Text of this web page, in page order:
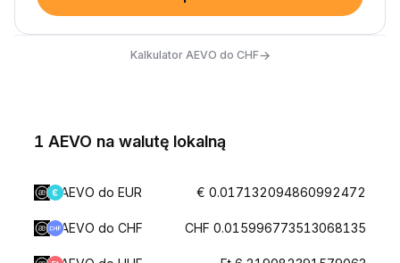
Kalkulator AEVO do CHF→
1 AEVO na walutę lokalną
AEVO do EUR € 0.017132094860992472
AEVO do CHF CHF 0.015996773513068135